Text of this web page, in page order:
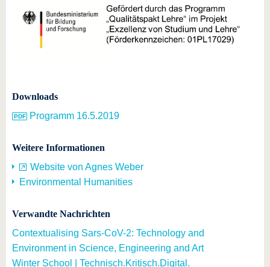
Downloads
Programm 16.5.2019
Weitere Informationen
Website von Agnes Weber
Environmental Humanities
Verwandte Nachrichten
Contextualising Sars-CoV-2: Technology and
Environment in Science, Engineering and Art
Winter School | Technisch.Kritisch.Digital.